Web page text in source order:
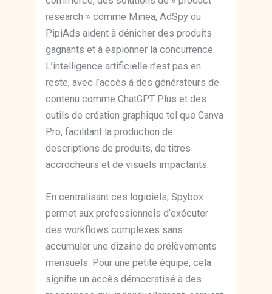
research » comme Minea, AdSpy ou
PipiAds aident à dénicher des produits
gagnants et à espionner la concurrence.
L’intelligence artificielle n’est pas en
reste, avec l’accès à des générateurs de
contenu comme ChatGPT Plus et des
outils de création graphique tel que Canva
Pro, facilitant la production de
descriptions de produits, de titres
accrocheurs et de visuels impactants.
En centralisant ces logiciels, Spybox
permet aux professionnels d’exécuter
des workflows complexes sans
accumuler une dizaine de prélèvements
mensuels. Pour une petite équipe, cela
signifie un accès démocratisé à des